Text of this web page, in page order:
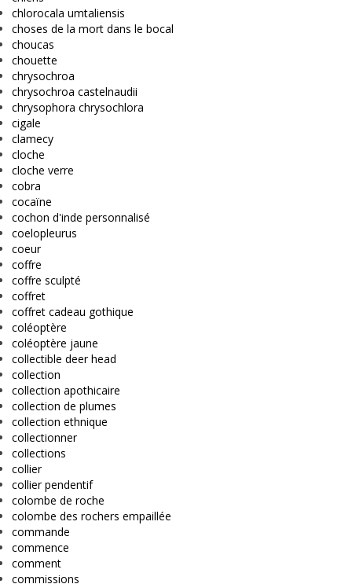
chlorocala umtaliensis
choses de la mort dans le bocal
choucas
chouette
chrysochroa
chrysochroa castelnaudii
chrysophora chrysochlora
cigale
clamecy
cloche
cloche verre
cobra
cocaïne
cochon d'inde personnalisé
coelopleurus
coeur
coffre
coffre sculpté
coffret
coffret cadeau gothique
coléoptère
coléoptère jaune
collectible deer head
collection
collection apothicaire
collection de plumes
collection ethnique
collectionner
collections
collier
collier pendentif
colombe de roche
colombe des rochers empaillée
commande
commence
comment
commissions